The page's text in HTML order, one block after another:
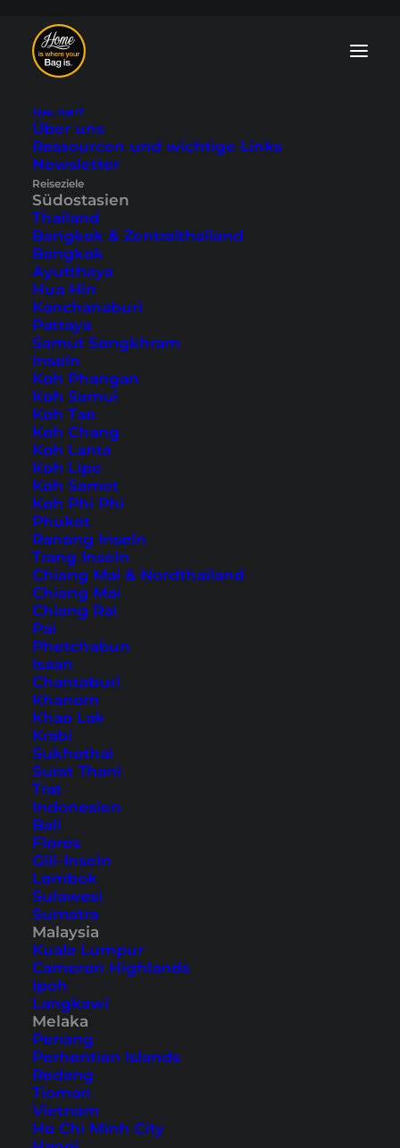
Neu hier?
Über uns
Ressourcen und wichtige Links
Newsletter
Reiseziele
Südostasien
Thailand
Bangkok & Zentralthailand
Bangkok
Ayutthaya
Hua Hin
Kanchanaburi
Pattaya
Samut Songkhram
Inseln
Koh Phangan
Koh Samui
Koh Tao
Koh Chang
Koh Lanta
Koh Lipe
Koh Samet
Koh Phi Phi
Phuket
Ranong Inseln
Trang Inseln
Chiang Mai & Nordthailand
Chiang Mai
Chiang Rai
Pai
Phetchabun
Isaan
Chantaburi
Khanom
Khao Lak
Krabi
Sukhothai
Surat Thani
Trat
Indonesien
Bali
Flores
Gili-Inseln
Lombok
Sulawesi
Sumatra
Malaysia
Kuala Lumpur
Cameron Highlands
Ipoh
Langkawi
Melaka
Penang
Perhentian Islands
Redang
Tioman
Vietnam
Ho Chi Minh City
Melaka Blog: Tipps
und Reiseberichte
Die etwas andere
Malaysia beeindruckt mit vielen
historischen Gebäuden. In unserem
Melaka Blog findest du die schönsten
Sehenswürdigkeiten und die besten
Tipps für die zum
Weltkulturerbe
Home Südostasien
Tipps, Reiseberichte und
die schönsten
Sehenswürdigkeiten
Melaka – beeindruckende
Kolonialstadt
Sehenswürdigkeiten, Aktivitäten und
Geheimtipps: Hier findest du alles, was du für
einen Kurzaufenthalt in Malaysias Kolonialstadt
wissen musst.
Reisetipps & Guides (Südostasien)